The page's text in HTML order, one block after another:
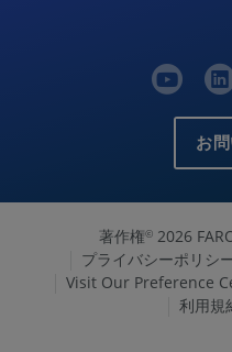
お
著作権©2026
プライバシーポリシ
Visit Our Preference
利用規